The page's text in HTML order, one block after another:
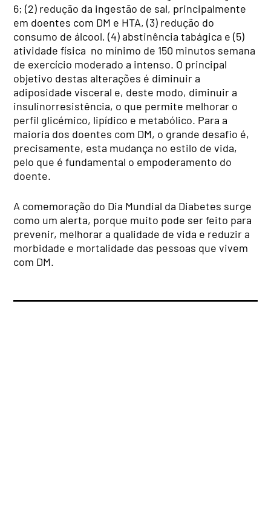
6; (2) redução da ingestão de sal, principalmente
em doentes com DM e HTA, (3) redução do
consumo de álcool, (4) abstinência tabágica e (5)
atividade física no mínimo de 150 minutos semana
de exercício moderado a intenso. O principal
objetivo destas alterações é diminuir a
adiposidade visceral e, deste modo, diminuir a
insulinorresistência, o que permite melhorar o
perfil glicémico, lipídico e metabólico. Para a
maioria dos doentes com DM, o grande desafio é,
precisamente, esta mudança no estilo de vida,
pelo que é fundamental o empoderamento do
doente.
A comemoração do Dia Mundial da Diabetes surge
como um alerta, porque muito pode ser feito para
prevenir, melhorar a qualidade de vida e reduzir a
morbidade e mortalidade das pessoas que vivem
com DM.